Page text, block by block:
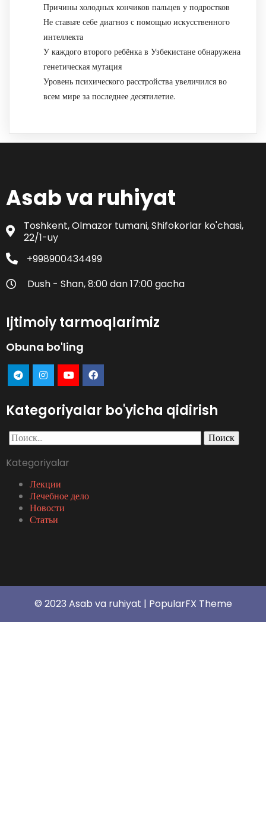
Причины холодных кончиков пальцев у подростков
Не ставьте себе диагноз с помощью искусственного
интеллекта
У каждого второго ребёнка в Узбекистане обнаружена
генетическая мутация
Уровень психического расстройства увеличился во
всем мире за последнее десятилетие.
Asab va ruhiyat
Toshkent, Olmazor tumani, Shifokorlar ko'chasi,
22/1-uy
+998900434499
Dush - Shan, 8:00 dan 17:00 gacha
Ijtimoiy tarmoqlarimiz
Obuna bo'ling
Kategoriyalar bo'yicha qidirish
Найти:
Kategoriyalar
Лекции
Лечебное дело
Новости
Статьи
© 2023 Asab va ruhiyat | PopularFX Theme